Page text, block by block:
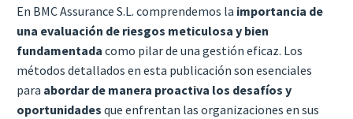
En BMC Assurance S.L. comprendemos la importancia de
una evaluación de riesgos meticulosa y bien
fundamentada como pilar de una gestión eficaz. Los
métodos detallados en esta publicación son esenciales
para abordar de manera proactiva los desafíos y
oportunidades que enfrentan las organizaciones en sus